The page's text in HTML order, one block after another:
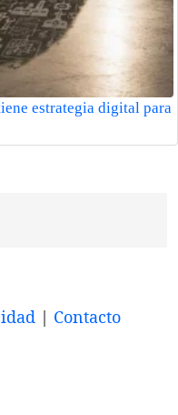
estrategia digital para
| Contacto